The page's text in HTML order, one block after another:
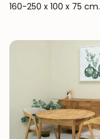
160-250 x 100 x 75 cm.